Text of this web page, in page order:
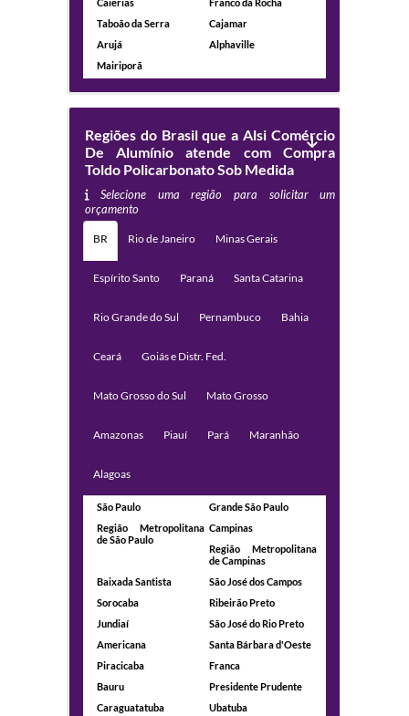
Caierias
Franco da Rocha
Taboão da Serra
Cajamar
Arujá
Alphaville
Mairiporã
Regiões do Brasil que a Alsi Comércio
De Alumínio atende com Compra
Toldo Policarbonato Sob Medida
Selecione uma região para solicitar um
orçamento
BR Rio de Janeiro Minas Gerais
Espírito Santo Paraná Santa Catarina
Rio Grande do Sul Pernambuco Bahia
Ceará Goiás e Distr. Fed.
Mato Grosso do Sul Mato Grosso
Amazonas Piauí Pará Maranhão
Alagoas
São Paulo
Grande São Paulo
Região Metropolitana
de São Paulo
Campinas
Região Metropolitana
de Campinas
Baixada Santista
São José dos Campos
Sorocaba
Ribeirão Preto
Jundiaí
São José do Rio Preto
Americana
Santa Bárbara d'Oeste
Piracicaba
Franca
Bauru
Presidente Prudente
Caraguatatuba
Ubatuba